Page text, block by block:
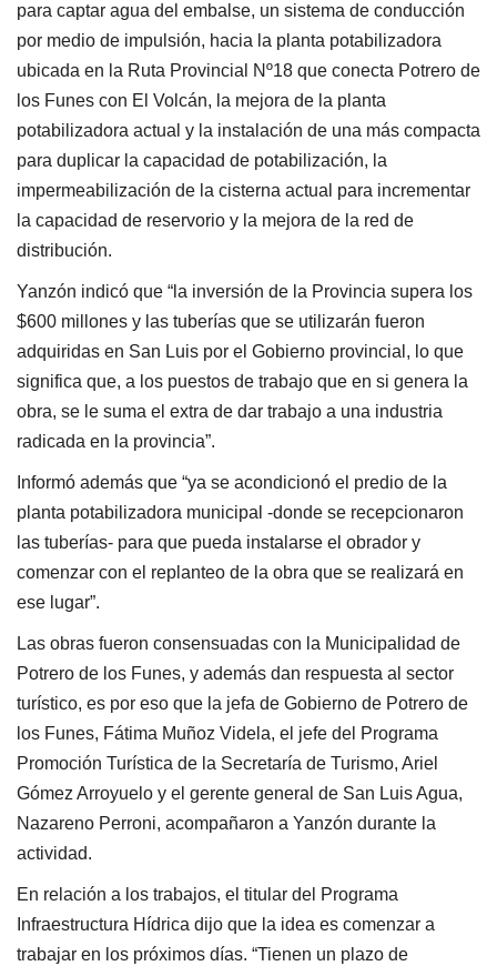
para captar agua del embalse, un sistema de conducción
por medio de impulsión, hacia la planta potabilizadora
ubicada en la Ruta Provincial Nº18 que conecta Potrero de
los Funes con El Volcán, la mejora de la planta
potabilizadora actual y la instalación de una más compacta
para duplicar la capacidad de potabilización, la
impermeabilización de la cisterna actual para incrementar
la capacidad de reservorio y la mejora de la red de
distribución.
Yanzón indicó que “la inversión de la Provincia supera los
$600 millones y las tuberías que se utilizarán fueron
adquiridas en San Luis por el Gobierno provincial, lo que
significa que, a los puestos de trabajo que en si genera la
obra, se le suma el extra de dar trabajo a una industria
radicada en la provincia”.
Informó además que “ya se acondicionó el predio de la
planta potabilizadora municipal -donde se recepcionaron
las tuberías- para que pueda instalarse el obrador y
comenzar con el replanteo de la obra que se realizará en
ese lugar”.
Las obras fueron consensuadas con la Municipalidad de
Potrero de los Funes, y además dan respuesta al sector
turístico, es por eso que la jefa de Gobierno de Potrero de
los Funes, Fátima Muñoz Videla, el jefe del Programa
Promoción Turística de la Secretaría de Turismo, Ariel
Gómez Arroyuelo y el gerente general de San Luis Agua,
Nazareno Perroni, acompañaron a Yanzón durante la
actividad.
En relación a los trabajos, el titular del Programa
Infraestructura Hídrica dijo que la idea es comenzar a
trabajar en los próximos días. “Tienen un plazo de